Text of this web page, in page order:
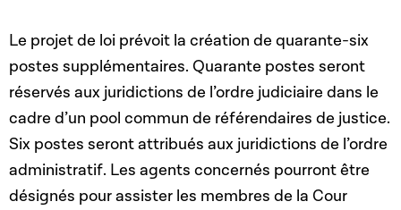
Le projet de loi prévoit la création de quarante-six
postes supplémentaires. Quarante postes seront
réservés aux juridictions de l’ordre judiciaire dans le
cadre d’un pool commun de référendaires de justice.
Six postes seront attribués aux juridictions de l’ordre
administratif. Les agents concernés pourront être
désignés pour assister les membres de la Cour